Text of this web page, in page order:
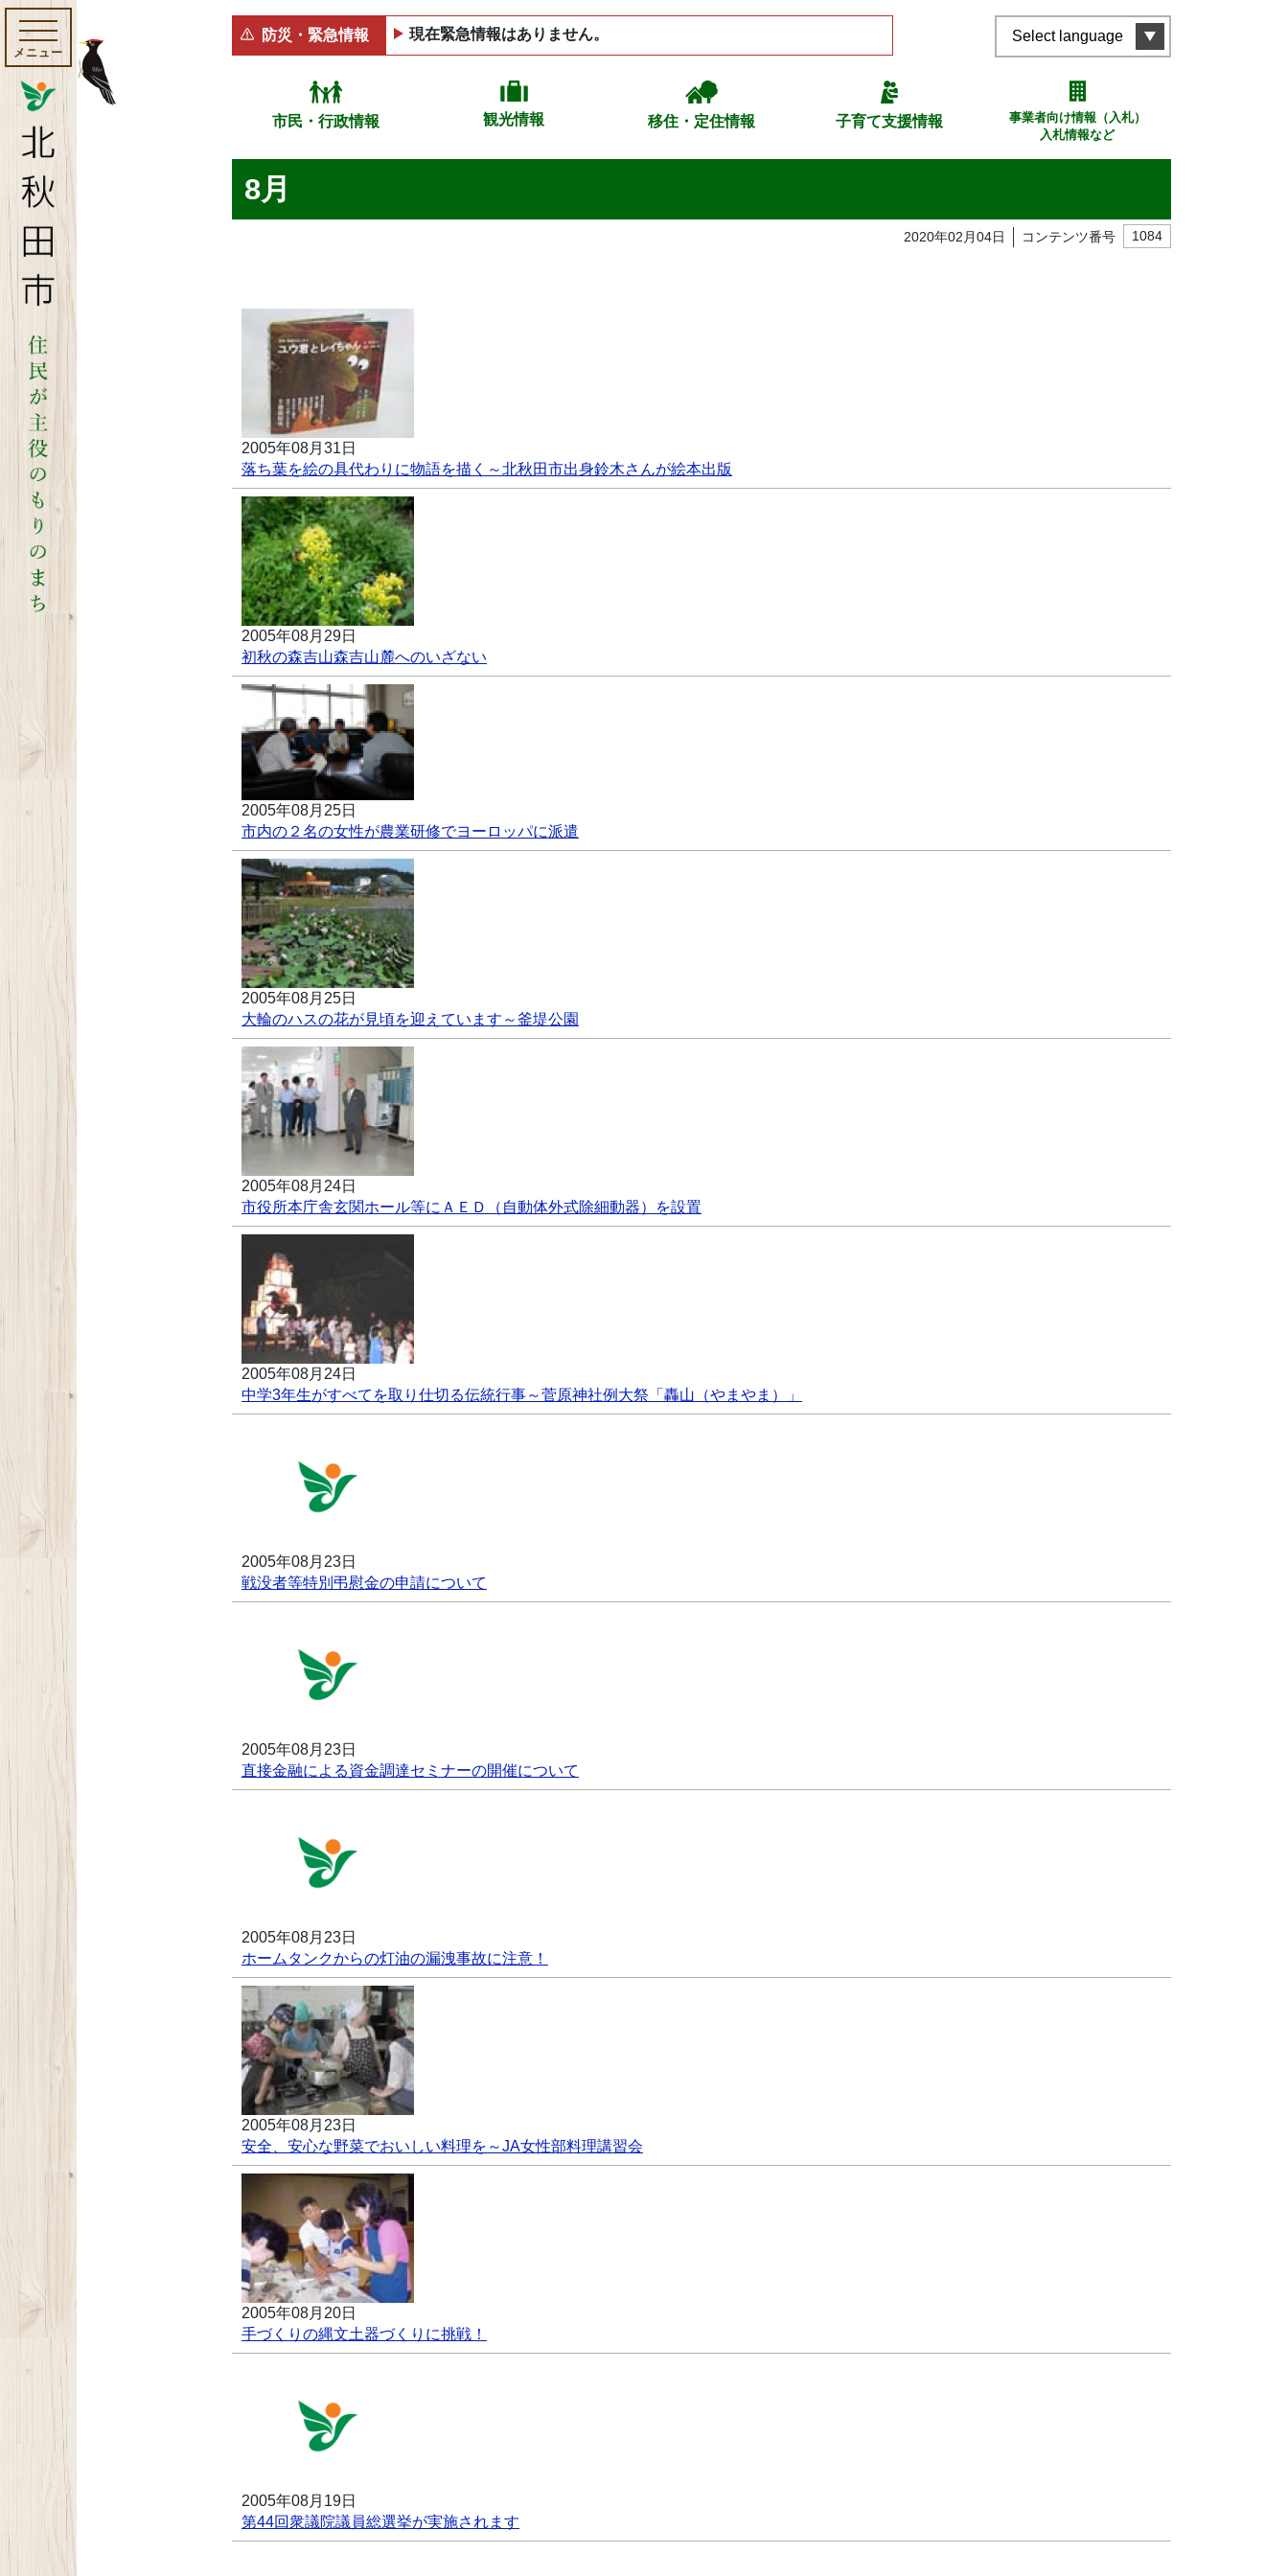
メニュー
防災・緊急情報 現在緊急情報はありません。 Select language
市民・行政情報 観光情報 移住・定住情報 子育て支援情報
事業者向け情報（入札）
入札情報など
8月
2020年02月04日 コンテンツ番号 1084
2005年08月31日
落ち葉を絵の具代わりに物語を描く～北秋田市出身鈴木さんが絵本出版
2005年08月29日
初秋の森吉山森吉山麓へのいざない
2005年08月25日
市内の２名の女性が農業研修でヨーロッパに派遣
2005年08月25日
大輪のハスの花が見頃を迎えています～釜堤公園
2005年08月24日
市役所本庁舎玄関ホール等にＡＥＤ（自動体外式除細動器）を設置
2005年08月24日
中学3年生がすべてを取り仕切る伝統行事～菅原神社例大祭「轟山（やまやま）」
2005年08月23日
戦没者等特別弔慰金の申請について
2005年08月23日
直接金融による資金調達セミナーの開催について
2005年08月23日
ホームタンクからの灯油の漏洩事故に注意！
2005年08月23日
安全、安心な野菜でおいしい料理を～JA女性部料理講習会
2005年08月20日
手づくりの縄文土器づくりに挑戦！
2005年08月19日
第44回衆議院議員総選挙が実施されます